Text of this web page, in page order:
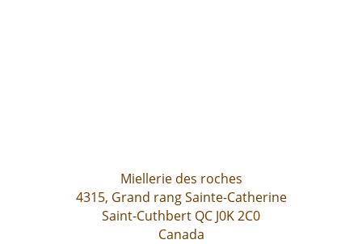
Miellerie des roches
4315, Grand rang Sainte-Catherine
Saint-Cuthbert QC J0K 2C0
Canada